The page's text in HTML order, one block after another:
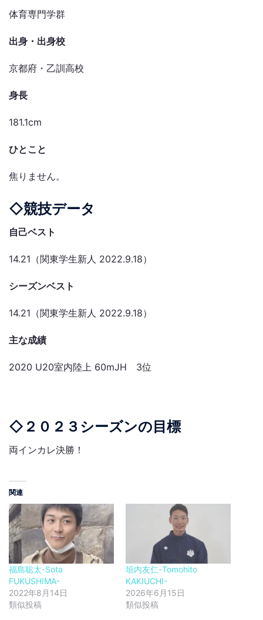
体育専門学群
出身・出身校
京都府・乙訓高校
身長
181.1cm
ひとこと
焦りません。
◇競技データ
自己ベスト
14.21 （関東学生新人 2022.9.18）
シーズンベスト
14.21 （関東学生新人 2022.9.18）
主な成績
2020 U20室内陸上 60mJH 3位
◇２０２３シーズンの目標
両インカレ決勝！
関連
福島聡太-Sota
FUKUSHIMA-
2022年8月14日
類似投稿
垣内友仁-Tomohito
KAKIUCHI-
2026年6月15日
類似投稿